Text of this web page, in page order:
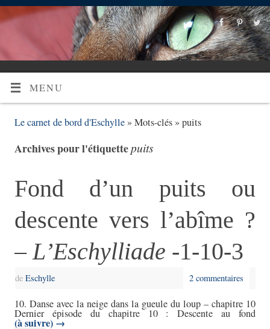
MENU
Le carnet de bord d'Eschylle » Mots-clés » puits
Archives pour l'étiquettepuits
Fond d’un puits ou
descente vers l’abîme ?
–L’Eschylliade -1-10-3
deEschylle 2 commentaires
10. Danse avec la neige dans la gueule du loup – chapitre 10
Dernier épisode du chapitre 10 : Descente au fond
(à suivre) →